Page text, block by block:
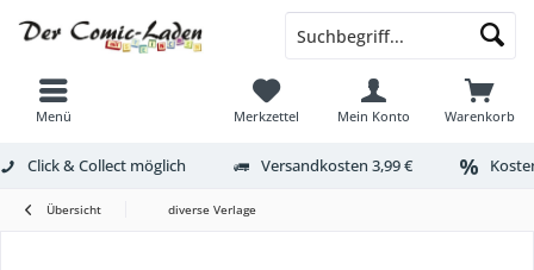
Menü Warenkorb
Merkzettel Mein Konto
Click & Collect möglich Versandkosten 3,99 €
Übersicht diverse Verlage